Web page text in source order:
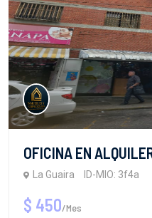
OFICINA EN
La Guaira ID-MIO: 3f4a
$ 450/Mes